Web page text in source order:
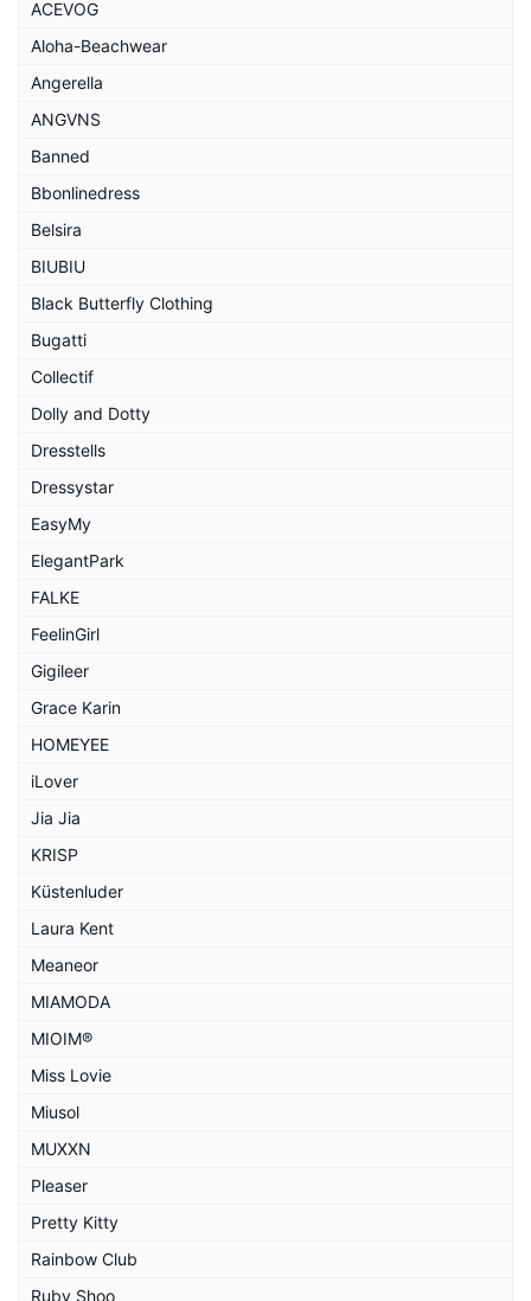
ACEVOG
Aloha-Beachwear
Angerella
ANGVNS
Banned
Bbonlinedress
Belsira
BIUBIU
Black Butterfly Clothing
Bugatti
Collectif
Dolly and Dotty
Dresstells
Dressystar
EasyMy
ElegantPark
FALKE
FeelinGirl
Gigileer
Grace Karin
HOMEYEE
iLover
Jia Jia
KRISP
Küstenluder
Laura Kent
Meaneor
MIAMODA
MIOIM®
Miss Lovie
Miusol
MUXXN
Pleaser
Pretty Kitty
Rainbow Club
Ruby Shoo